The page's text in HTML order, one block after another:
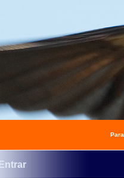
Entrar